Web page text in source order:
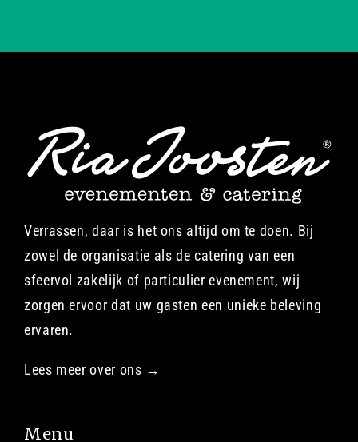
Verrassen, daar is het ons altijd om te doen. Bij
zowel de organisatie als de catering van een
sfeervol zakelijk of particulier evenement, wij
zorgen ervoor dat uw gasten een unieke beleving
ervaren.
Lees meer over ons →
Menu